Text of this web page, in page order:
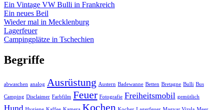
Ein Vintage VW Bulli in Frankreich
Ein neues Beil
Wieder mal in Mecklenburg
Lagerfeuer
Campingplätze in Tschechien
Begriffe
abwaschen analog Ausrüstung Austern Badewanne Betten Bretagne Bulli Bus
Camping Disclaimer Farbfilm Feuer Fotografie Freiheitsmobil gemütlich
Kochen